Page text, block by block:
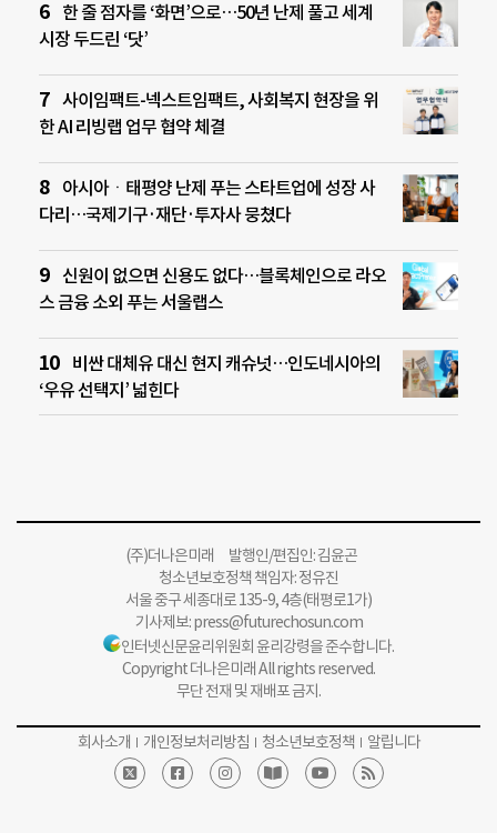
한 줄 점자를 ‘화면’으로…50년 난제 풀고 세계
시장 두드린 ‘닷’
사이임팩트-넥스트임팩트, 사회복지 현장을 위
한 AI 리빙랩 업무 협약 체결
아시아ㆍ태평양 난제 푸는 스타트업에 성장 사
다리…국제기구·재단·투자사 뭉쳤다
신원이 없으면 신용도 없다…블록체인으로 라오
스 금융 소외 푸는 서울랩스
비싼 대체유 대신 현지 캐슈넛…인도네시아의
‘우유 선택지’ 넓힌다
(주)더나은미래 발행인/편집인: 김윤곤
청소년보호정책 책임자: 정유진
서울 중구 세종대로 135-9, 4층(태평로1가)
기사제보:press@futurechosun.com
인터넷신문윤리위원회 윤리강령을 준수합니다.
Copyright 더나은미래 All rights reserved.
무단 전재 및 재배포 금지.
회사소개 개인정보처리방침 청소년보호정책 알립니다